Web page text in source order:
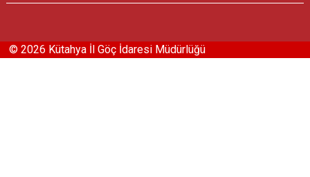
© 2026 Kütahya İl Göç İdaresi Müdürlüğü